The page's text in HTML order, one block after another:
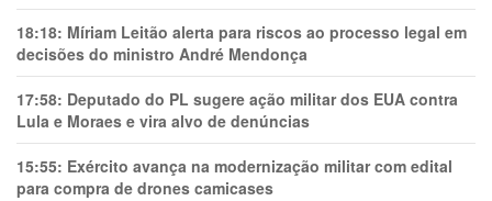
18:18: Míriam Leitão alerta para riscos ao processo legal em
decisões do ministro André Mendonça
17:58: Deputado do PL sugere ação militar dos EUA contra
Lula e Moraes e vira alvo de denúncias
15:55: Exército avança na modernização militar com edital
para compra de drones camicases